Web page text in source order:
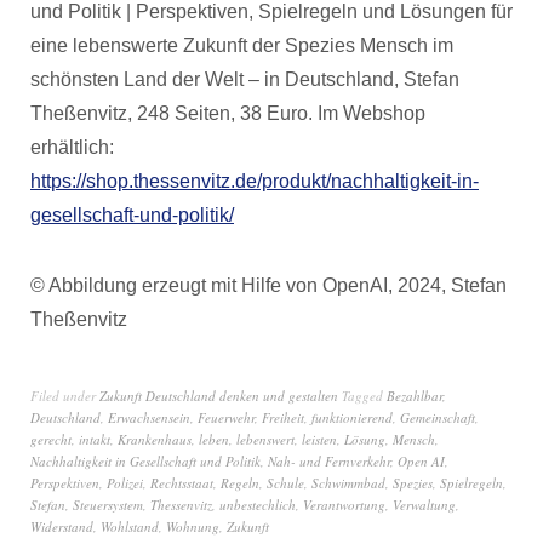
und Politik | Perspektiven, Spielregeln und Lösungen für
eine lebenswerte Zukunft der Spezies Mensch im
schönsten Land der Welt – in Deutschland, Stefan
Theßenvitz, 248 Seiten, 38 Euro. Im Webshop
erhältlich:
https://shop.thessenvitz.de/produkt/nachhaltigkeit-in-
gesellschaft-und-politik/
© Abbildung erzeugt mit Hilfe von OpenAI, 2024, Stefan
Theßenvitz
Filed underZukunft Deutschland denken und gestalten Tagged Bezahlbar,
Deutschland, Erwachsensein, Feuerwehr, Freiheit, funktionierend, Gemeinschaft,
gerecht, intakt, Krankenhaus, leben, lebenswert, leisten, Lösung, Mensch,
Nachhaltigkeit in Gesellschaft und Politik, Nah- und Fernverkehr, Open AI,
Perspektiven, Polizei, Rechtsstaat, Regeln, Schule, Schwimmbad, Spezies, Spielregeln,
Stefan, Steuersystem, Thessenvitz, unbestechlich, Verantwortung, Verwaltung,
Widerstand, Wohlstand, Wohnung, Zukunft